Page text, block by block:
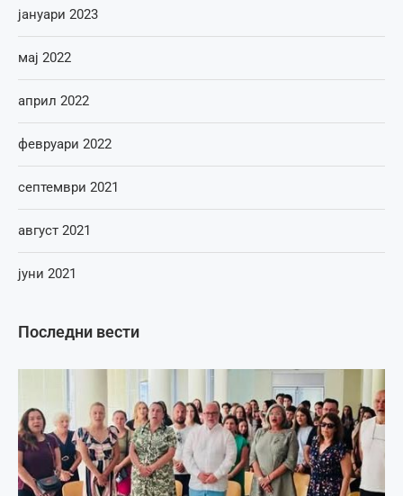
Последни вести
јануари 2023
мај 2022
април 2022
февруари 2022
септември 2021
август 2021
јуни 2021